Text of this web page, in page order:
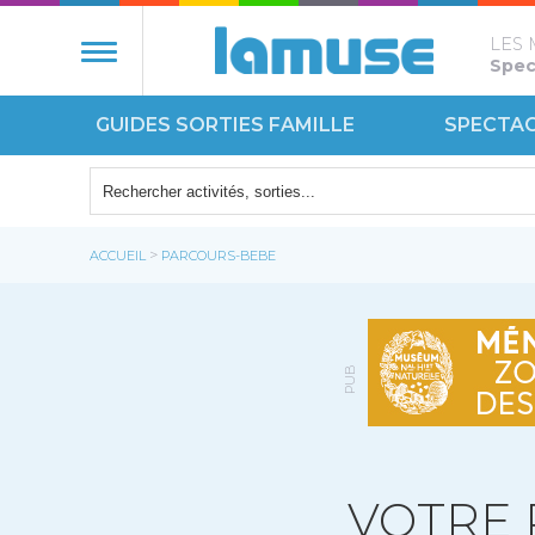
LES
GUIDES SORTIES FAMILLE
ACCUEIL > PARCOURS-BEBE
PUB
VOTRE